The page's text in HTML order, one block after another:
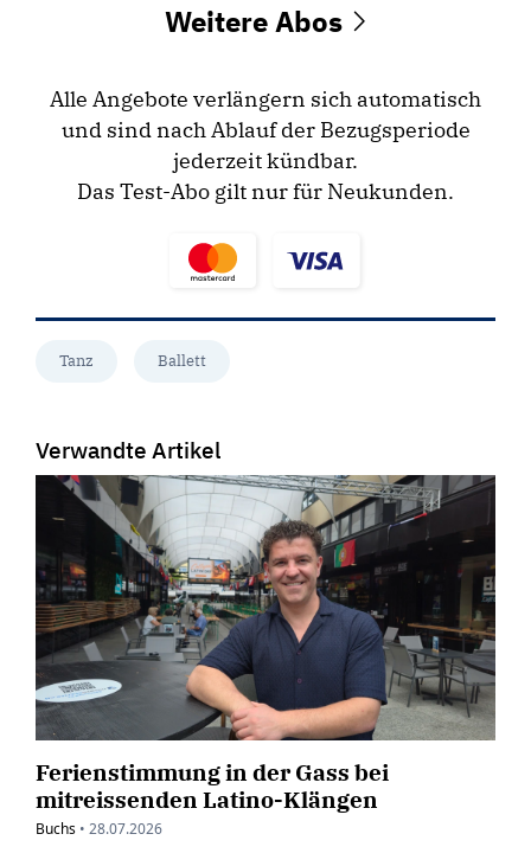
Weitere Abos
Alle Angebote verlängern sich automatisch
und sind nach Ablauf der Bezugsperiode
jederzeit kündbar.
Das Test-Abo gilt nur für Neukunden.
Tanz Ballett
Verwandte Artikel
Ferienstimmung in der Gass bei
mitreissenden Latino-Klängen
Buchs • 28.07.2026